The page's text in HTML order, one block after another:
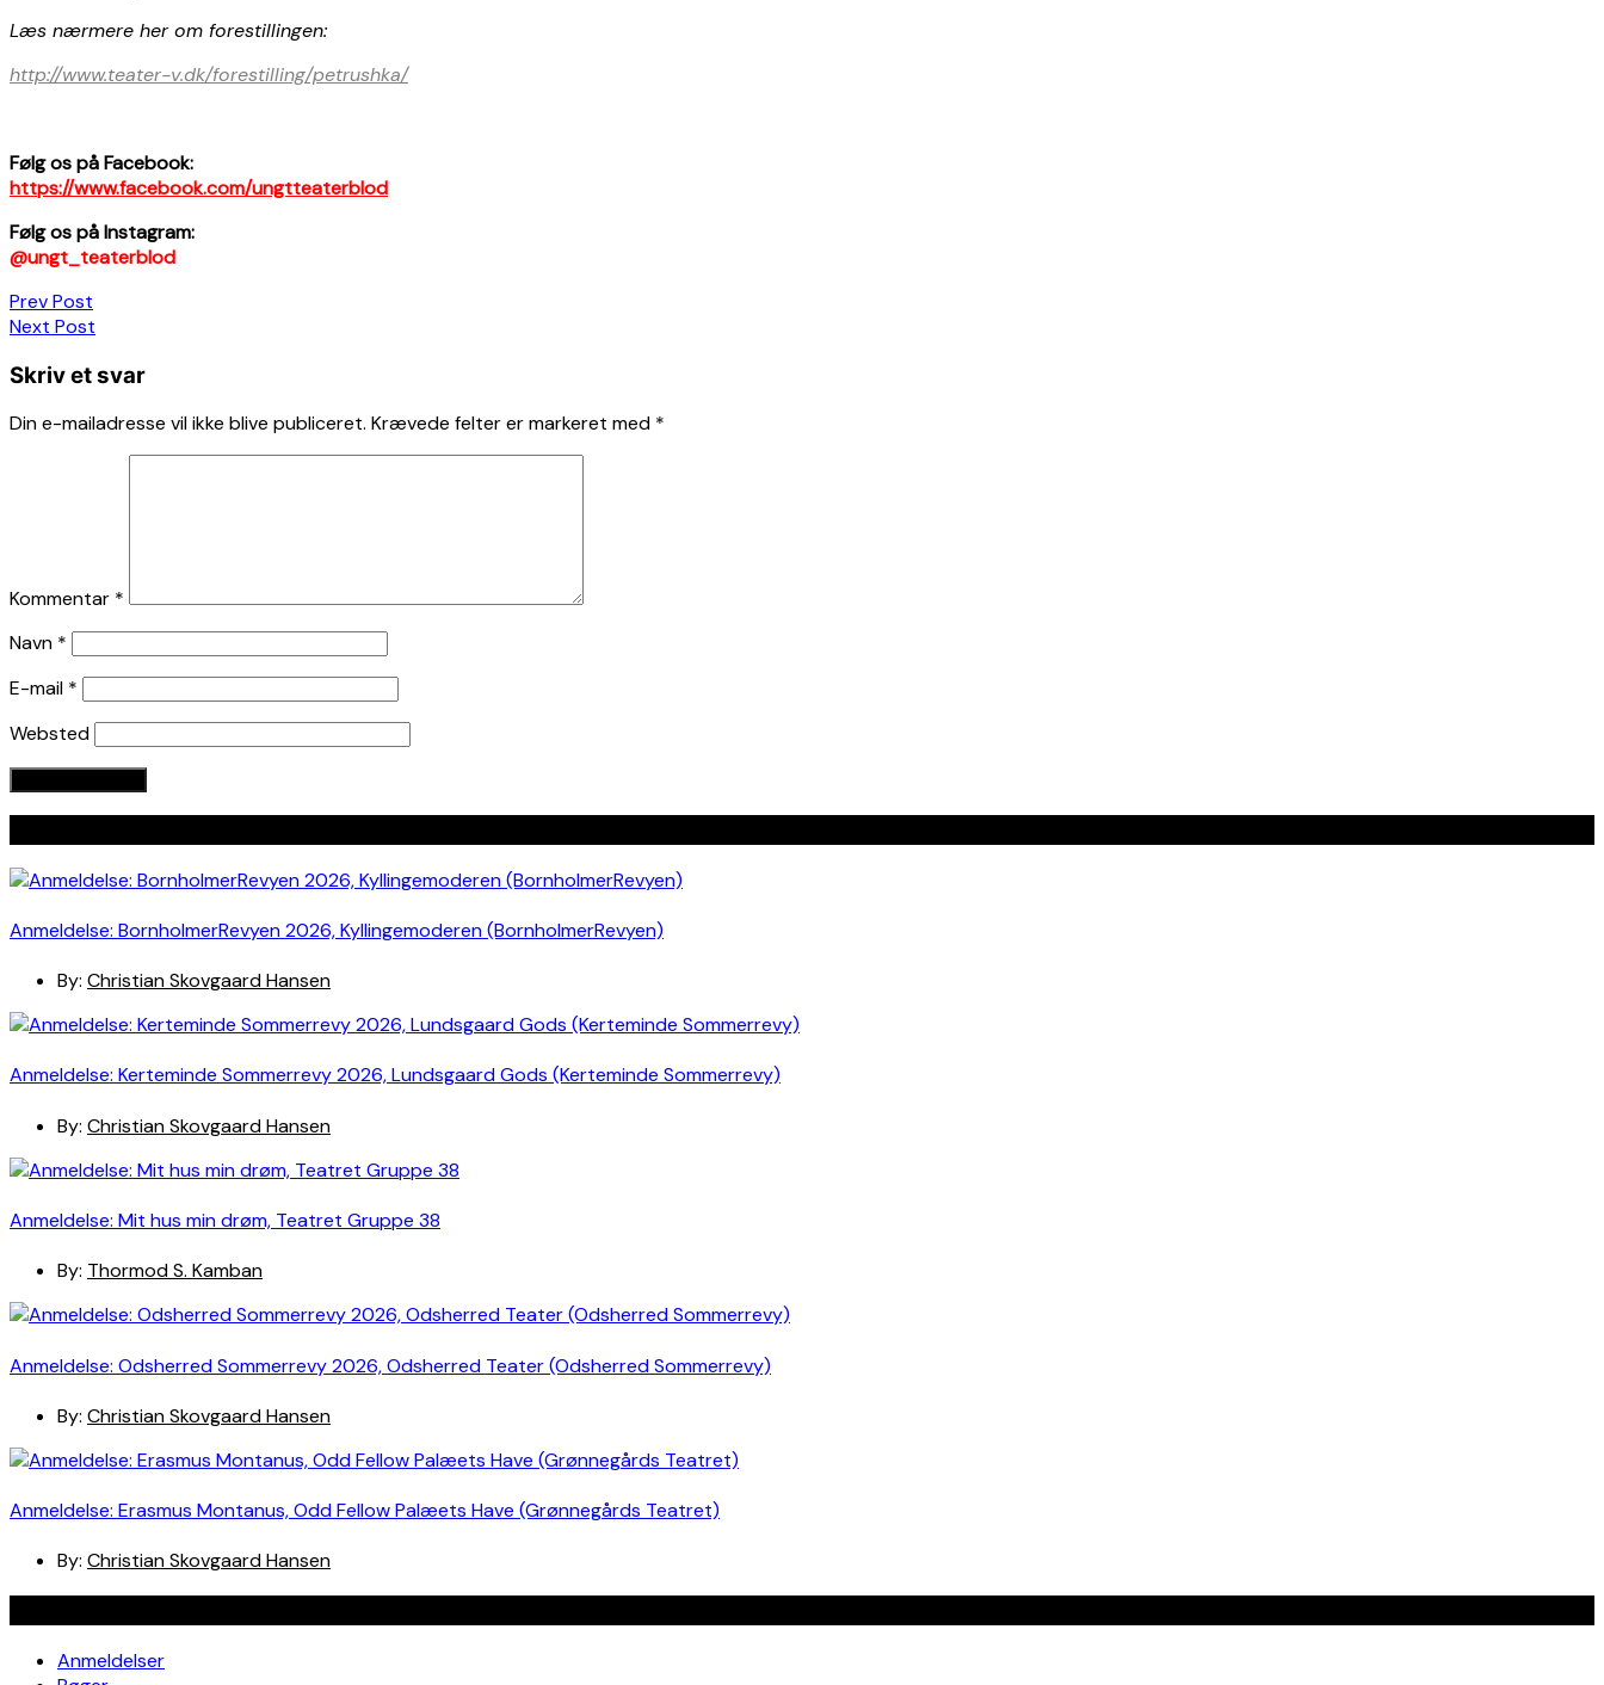
Læs nærmere her om forestillingen:
http://www.teater-v.dk/forestilling/petrushka/
Følg os på Facebook:
https://www.facebook.com/ungtteaterblod
Følg os på Instagram:
@ungt_teaterblod
Indlægsnavigation
Prev Post
Next Post
Skriv et svar
Din e-mailadresse vil ikke blive publiceret. Krævede felter er markeret med *
Kommentar *
Navn *
E-mail *
Websted
Anmeldelse: BornholmerRevyen 2026, Kyllingemoderen (BornholmerRevyen)
By: Christian Skovgaard Hansen
Anmeldelse: Kerteminde Sommerrevy 2026, Lundsgaard Gods (Kerteminde Sommerrevy)
By: Christian Skovgaard Hansen
Anmeldelse: Mit hus min drøm, Teatret Gruppe 38
By: Thormod S. Kamban
Anmeldelse: Odsherred Sommerrevy 2026, Odsherred Teater (Odsherred Sommerrevy)
By: Christian Skovgaard Hansen
Anmeldelse: Erasmus Montanus, Odd Fellow Palæets Have (Grønnegårds Teatret)
By: Christian Skovgaard Hansen
Anmeldelser